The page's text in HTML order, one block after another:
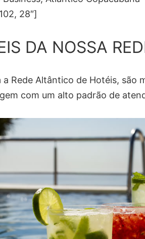
28″]
DA NOSSA
a Rede Altântico de Hotéis, são
com um alto padrão de